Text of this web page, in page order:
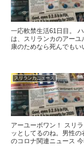
一応軟禁生活61日目。 ハイパーメディアクリエイター 高城剛さん
は、スリランカのアーユ
康のためなら死んでもいい」。名言。 この
スリランカニュース
アーユーボワン！ スリランカのファッションショー。モデルはシュ
ッとしてるのね。男性の衣装
のコロナ関連ニュース 今朝の時点で、スリランカ国内の感染者